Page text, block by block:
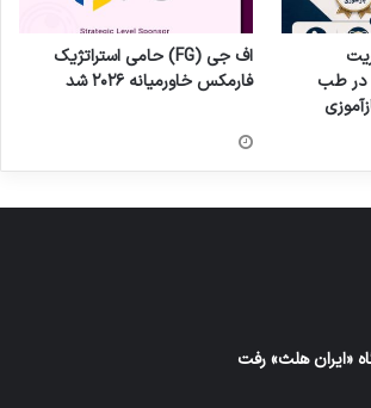
در طب
اف جی (FG) حامی استراتژیک
فارمکس خاورمیانه ۲۰۲۶ شد
«ایران هلث» رفت